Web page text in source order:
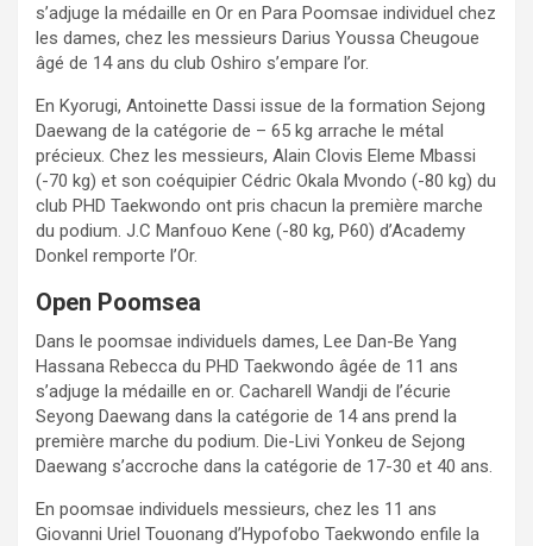
s’adjuge la médaille en Or en Para Poomsae individuel chez
les dames, chez les messieurs Darius Youssa Cheugoue
âgé de 14 ans du club Oshiro s’empare l’or.
En Kyorugi, Antoinette Dassi issue de la formation Sejong
Daewang de la catégorie de – 65 kg arrache le métal
précieux. Chez les messieurs, Alain Clovis Eleme Mbassi
(-70 kg) et son coéquipier Cédric Okala Mvondo (-80 kg) du
club PHD Taekwondo ont pris chacun la première marche
du podium. J.C Manfouo Kene (-80 kg, P60) d’Academy
Donkel remporte l’Or.
Open Poomsea
Dans le poomsae individuels dames, Lee Dan-Be Yang
Hassana Rebecca du PHD Taekwondo âgée de 11 ans
s’adjuge la médaille en or. Cacharell Wandji de l’écurie
Seyong Daewang dans la catégorie de 14 ans prend la
première marche du podium. Die-Livi Yonkeu de Sejong
Daewang s’accroche dans la catégorie de 17-30 et 40 ans.
En poomsae individuels messieurs, chez les 11 ans
Giovanni Uriel Touonang d’Hypofobo Taekwondo enfile la